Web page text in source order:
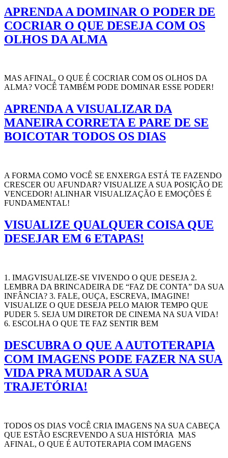
APRENDA A DOMINAR O PODER DE
COCRIAR O QUE DESEJA COM OS
OLHOS DA ALMA
MAS AFINAL, O QUE É COCRIAR COM OS OLHOS DA
ALMA? VOCÊ TAMBÉM PODE DOMINAR ESSE PODER!
APRENDA A VISUALIZAR DA
MANEIRA CORRETA E PARE DE SE
BOICOTAR TODOS OS DIAS
A FORMA COMO VOCÊ SE ENXERGA ESTÁ TE FAZENDO
CRESCER OU AFUNDAR? VISUALIZE A SUA POSIÇÃO DE
VENCEDOR! ALINHAR VISUALIZAÇÃO E EMOÇÕES É
FUNDAMENTAL!
VISUALIZE QUALQUER COISA QUE
DESEJAR EM 6 ETAPAS!
1. IMAGVISUALIZE-SE VIVENDO O QUE DESEJA 2.
LEMBRA DA BRINCADEIRA DE “FAZ DE CONTA” DA SUA
INFÂNCIA? 3. FALE, OUÇA, ESCREVA, IMAGINE!
VISUALIZE O QUE DESEJA PELO MAIOR TEMPO QUE
PUDER 5. SEJA UM DIRETOR DE CINEMA NA SUA VIDA!
6. ESCOLHA O QUE TE FAZ SENTIR BEM
DESCUBRA O QUE A AUTOTERAPIA
COM IMAGENS PODE FAZER NA SUA
VIDA PRA MUDAR A SUA
TRAJETÓRIA!
TODOS OS DIAS VOCÊ CRIA IMAGENS NA SUA CABEÇA
QUE ESTÃO ESCREVENDO A SUA HISTÓRIA MAS
AFINAL, O QUE É AUTOTERAPIA COM IMAGENS